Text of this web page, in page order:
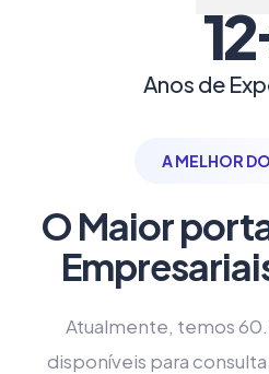
12
Anos de
A MELHOR
O Maior
Atualmente, temos
disponíveis para